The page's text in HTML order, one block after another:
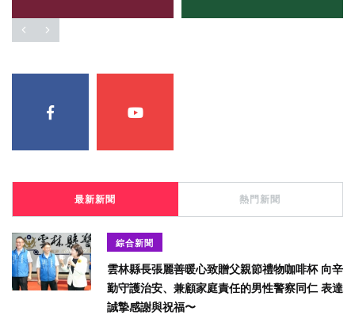
最新新聞 熱門新聞
綜合新聞
雲林縣長張麗善暖心致贈父親節禮物咖啡杯 向辛
勤守護治安、兼顧家庭責任的男性警察同仁 表達
誠摯感謝與祝福〜